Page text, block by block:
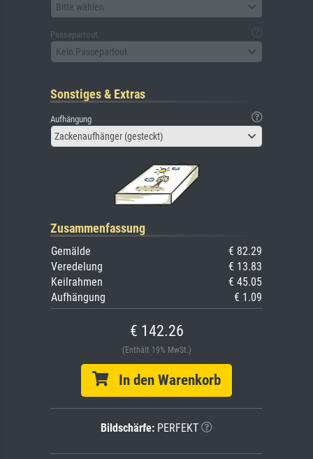
Bitte wählen
Passepartout
Kein Passepartout
Sonstiges & Extras
Aufhängung
Zackenaufhänger (gesteckt)
Zusammenfassung
Gemälde
€ 82.29
Veredelung
€ 13.83
Keilrahmen
€ 45.05
Aufhängung
€ 1.09
€ 142.26
(Enthält 19% MwSt.)
In den Warenkorb
Bildschärfe: PERFEKT